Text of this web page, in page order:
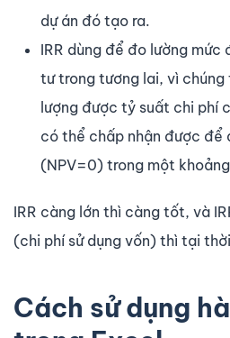
dự án đó tạo ra.
IRR dùng để đo lường mức
tư trong tương lai, vì
lượng được tỷ suất chi phí
có thể chấp nhận được để
(NPV=0) trong một
IRR càng lớn thì càng tốt, và
(chi phí sử dụng vốn) thì tại
Cách sử dụng